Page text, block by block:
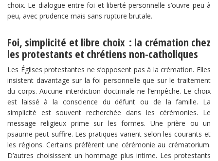
choix. Le dialogue entre foi et liberté personnelle s’ouvre peu à
peu, avec prudence mais sans rupture brutale.
Foi, simplicité et libre choix : la crémation chez
les protestants et chrétiens non‑catholiques
Les Églises protestantes ne s’opposent pas à la crémation. Elles
insistent davantage sur la foi personnelle que sur le traitement
du corps. Aucune interdiction doctrinale ne l’empêche. Le choix
est laissé à la conscience du défunt ou de la famille. La
simplicité est souvent recherchée dans les cérémonies. Le
message religieux prime sur les formes. Une prière ou un
psaume peut suffire. Les pratiques varient selon les courants et
les régions. Certains préfèrent une cérémonie au crématorium.
D’autres choisissent un hommage plus intime. Les protestants